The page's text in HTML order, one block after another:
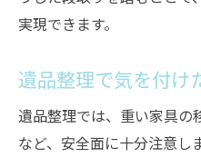
実現できます。
遺品整理で気を付け
遺品整理では、重い家具の
など、安全面に十分注意し